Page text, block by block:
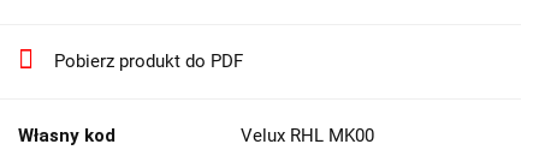
Pobierz produkt do PDF
Własny kod Velux RHL MK00